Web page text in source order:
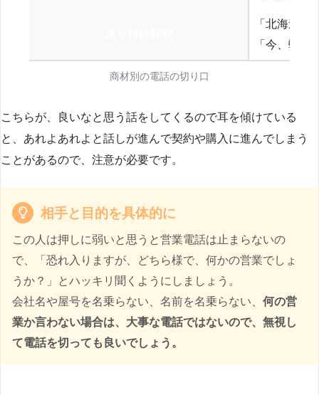
「北海道
「今、弊
商材別の電話の切り口
こちらが、良いなと思う話をしてくるので耳を傾けている
と、あれよあれよと話しが進んで契約や購入に進んでしまう
ことがあるので、注意が必要です。
相手と目的を具体的に
この人は押しに弱いと思うと営業電話は止まらないの
で、「恐れ入りますが、どちら様で、何かの営業でしょ
うか？」とハッキリ聞くようにしましょう。
会社名や屋号を名乗らない、名前を名乗らない、 何の営
業か言わない場合は、大事な電話ではないので、無視し
て電話を切っても良いでしょう。